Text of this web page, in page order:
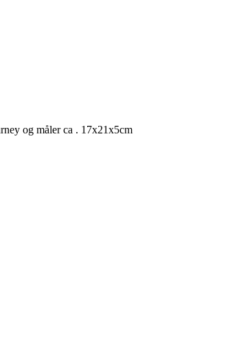
og måler ca . 17x21x5cm